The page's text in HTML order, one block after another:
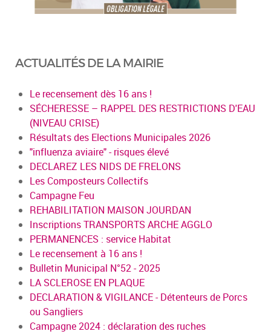
ACTUALITÉS DE LA MAIRIE
Le recensement dès 16 ans !
SÉCHERESSE – RAPPEL DES RESTRICTIONS D'EAU
(NIVEAU CRISE)
Résultats des Elections Municipales 2026
"influenza aviaire" - risques élevé
DECLAREZ LES NIDS DE FRELONS
Les Composteurs Collectifs
Campagne Feu
REHABILITATION MAISON JOURDAN
Inscriptions TRANSPORTS ARCHE AGGLO
PERMANENCES : service Habitat
Le recensement à 16 ans !
Bulletin Municipal N°52 - 2025
LA SCLEROSE EN PLAQUE
DECLARATION & VIGILANCE - Détenteurs de Porcs
ou Sangliers
Campagne 2024 : déclaration des ruches